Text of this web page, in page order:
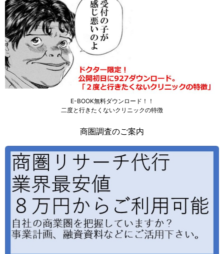
E-BOOK無料ダウンロード！！
二度と行きたくないクリニックの特徴
商圏調査のご案内